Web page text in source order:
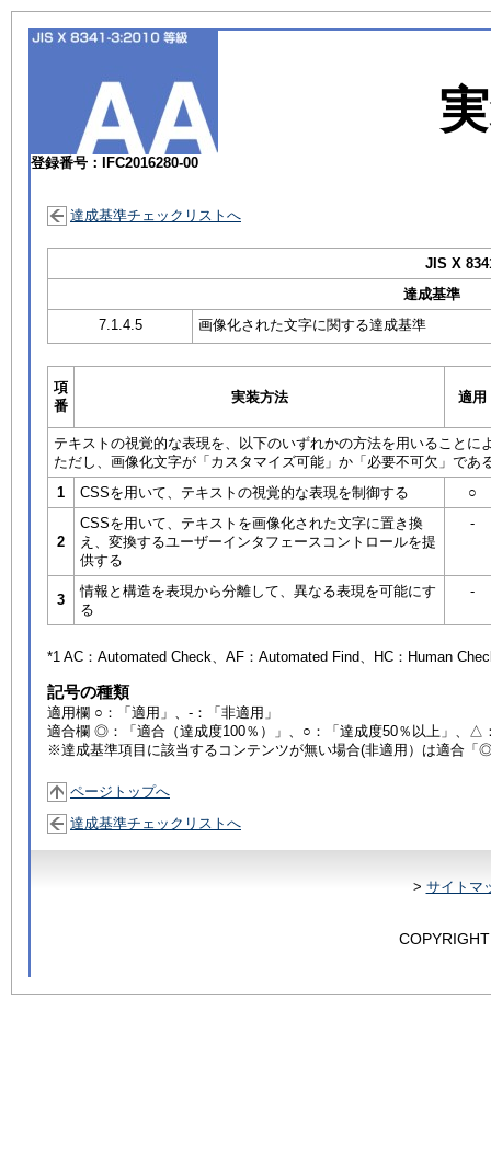
登録番号：IFC2016280-00
達成基準チェックリストへ
JIS X
達成基準
7.1.4.5
画像化された文字に関する達成基準
項
番
実装方法 適用
テキストの視覚的な表現を、以下のいずれかの方法を用いること
ただし、画像化文字が「カスタマイズ可能」か「必要不可欠」であ
1
CSSを用いて、テキストの視覚的な表現を制御する ○
2
CSSを用いて、テキストを画像化された文字に置き換
え、変換するユーザーインタフェースコントロールを提
供する
-
3
情報と構造を表現から分離して、異なる表現を可能にす
る
-
*1 AC： Automated Check、AF： Automated Find、HC： Human
記号の種類
適用欄 ○：「適用」、-：「非適用」
適合欄 ◎：「適合（達成度100％）」、○：「達成度50％以上」、△
※達成基準項目に該当するコンテンツが無い場合(非適用）は適合「
ページトップへ
達成基準チェックリストへ
> サイトマ